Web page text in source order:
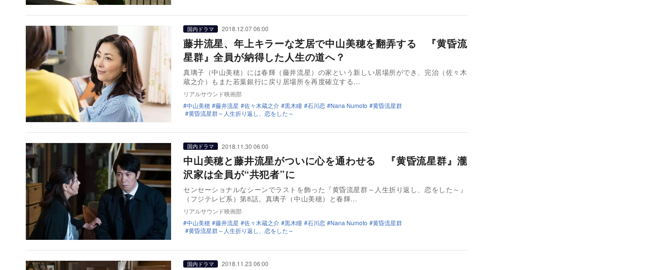
国内ドラマ 2018.12.07 06:00
藤井流星、年上キラーな芝居で中山美穂を翻弄する 『黄昏流
星群』全員が納得した人生の道へ？
真璃子（中山美穂）には春輝（藤井流星）の家という新しい居場所ができ、完治（佐々木
蔵之介）もまた若葉銀行に戻り居場所を再度確立する…
リアルサウンド映画部
中山美穂
藤井流星 佐々木蔵之介 黒木瞳 石川恋 Nana Numoto
黄昏流星群
黄昏流星群～人生折り返し、恋をした～
国内ドラマ 2018.11.30 06:00
中山美穂と藤井流星がついに心を通わせる 『黄昏流星群』瀧
沢家は全員が“共犯者”に
センセーショナルなシーンでラストを飾った『黄昏流星群～人生折り返し、恋をした～』
（フジテレビ系）第8話。真璃子（中山美穂）と春輝…
リアルサウンド映画部
中山美穂
藤井流星 佐々木蔵之介 黒木瞳 石川恋 Nana Numoto
黄昏流星群
黄昏流星群～人生折り返し、恋をした～
国内ドラマ 2018.11.23 06:00